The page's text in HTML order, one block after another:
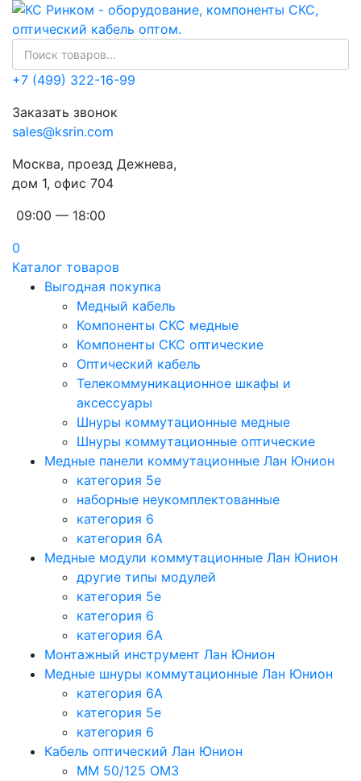
+7 (499) 322-16-99
Заказать звонок
sales@ksrin.com
Москва, проезд Дежнева,
дом 1, офис 704
09:00 — 18:00
0
Каталог товаров
Выгодная покупка
Медный кабель
Компоненты СКС медные
Компоненты СКС оптические
Оптический кабель
Телекоммуникационное шкафы и
аксессуары
Шнуры коммутационные медные
Шнуры коммутационные оптические
Медные панели коммутационные Лан Юнион
категория 5e
наборные неукомплектованные
категория 6
категория 6A
Медные модули коммутационные Лан Юнион
другие типы модулей
категория 5е
категория 6
категория 6A
Монтажный инструмент Лан Юнион
Медные шнуры коммутационные Лан Юнион
категория 6A
категория 5e
категория 6
Кабель оптический Лан Юнион
MM 50/125 OM3